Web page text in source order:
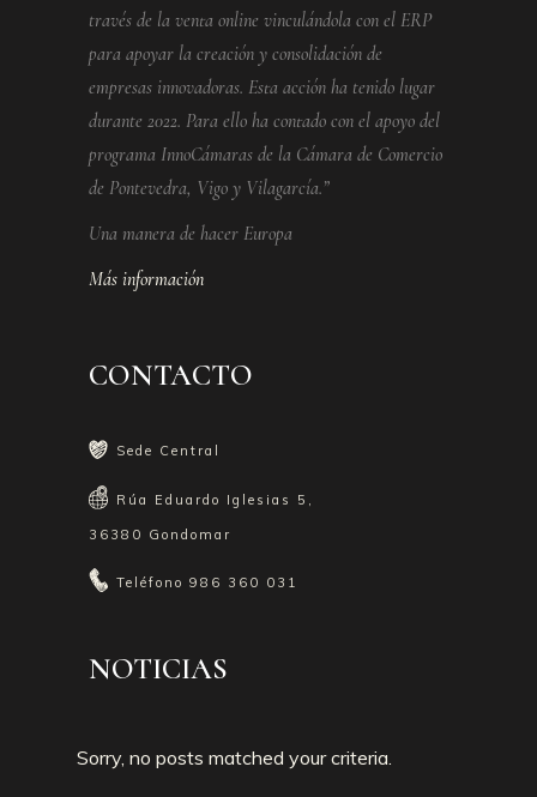
través de la venta online vinculándola con el ERP
para apoyar la creación y consolidación de
empresas innovadoras. Esta acción ha tenido lugar
durante 2022. Para ello ha contado con el apoyo del
programa InnoCámaras de la Cámara de Comercio
de Pontevedra, Vigo y Vilagarcía.”
Una manera de hacer Europa
Más información
CONTACTO
Sede Central
Rúa Eduardo Iglesias 5,
36380 Gondomar
Teléfono 986 360 031
NOTICIAS
Sorry, no posts matched your criteria.